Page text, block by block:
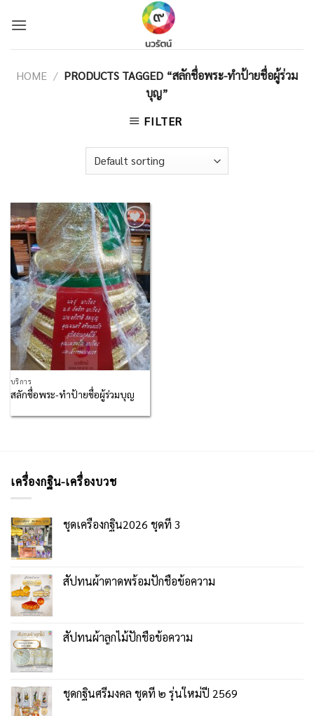
HOME / PRODUCTS TAGGED “สลักชื่อพระ-ทำป้ายชื่อผู้ร่วม
บุญ”
FILTER
Add to
Wishlist
บริการ
สลักชื่อพระ-ทำป้ายชื่อผู้ร่วมบุญ
เครื่องกฐิน-เครื่องบวช
ชุดเครื่องกฐิน2026 ชุดที่ 3
สัปทนผ้าตาดพร้อมปักชื่อข้อความ
สัปทนผ้าลูกไม้ปักชื่อข้อความ
ชุดกฐินศรีมงคล ชุดที่ ๒ รุ่นใหม่ปี 2569